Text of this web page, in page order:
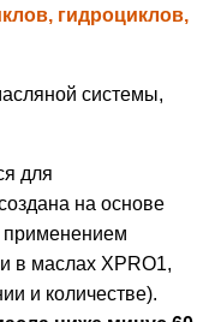
гидроциклов,
системы,
для
на основе
применением
в маслах XPRO1,
и количестве).